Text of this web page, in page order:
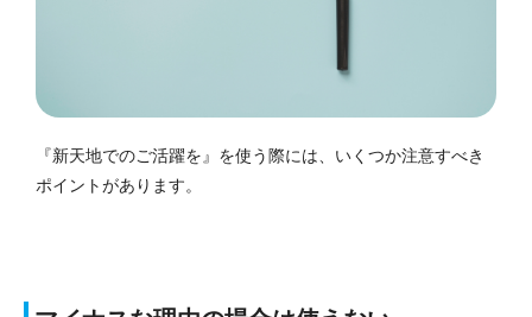
『新天地でのご活躍を』を使う際には、いくつか注意すべき
ポイントがあります。